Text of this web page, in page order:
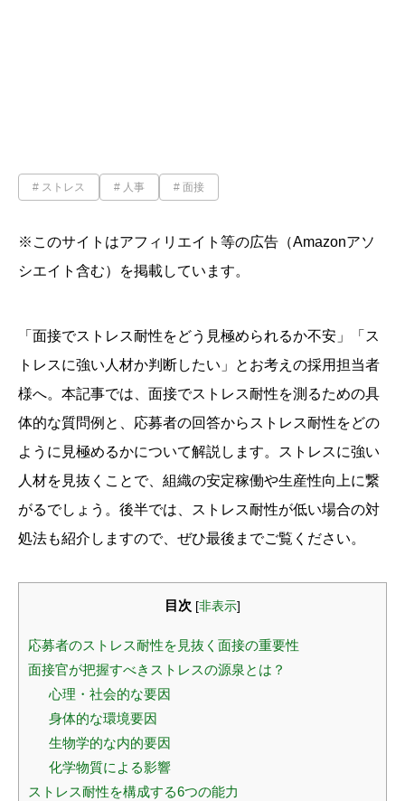
ストレス 人事 面接
※このサイトはアフィリエイト等の広告（Amazonアソ
シエイト含む）を掲載しています。
「面接でストレス耐性をどう見極められるか不安」「ス
トレスに強い人材か判断したい」とお考えの採用担当者
様へ。本記事では、面接でストレス耐性を測るための具
体的な質問例と、応募者の回答からストレス耐性をどの
ように見極めるかについて解説します。ストレスに強い
人材を見抜くことで、組織の安定稼働や生産性向上に繋
がるでしょう。後半では、ストレス耐性が低い場合の対
処法も紹介しますので、ぜひ最後までご覧ください。
目次 [非表示]
応募者のストレス耐性を見抜く面接の重要性
面接官が把握すべきストレスの源泉とは？
心理・社会的な要因
身体的な環境要因
生物学的な内的要因
化学物質による影響
ストレス耐性を構成する6つの能力